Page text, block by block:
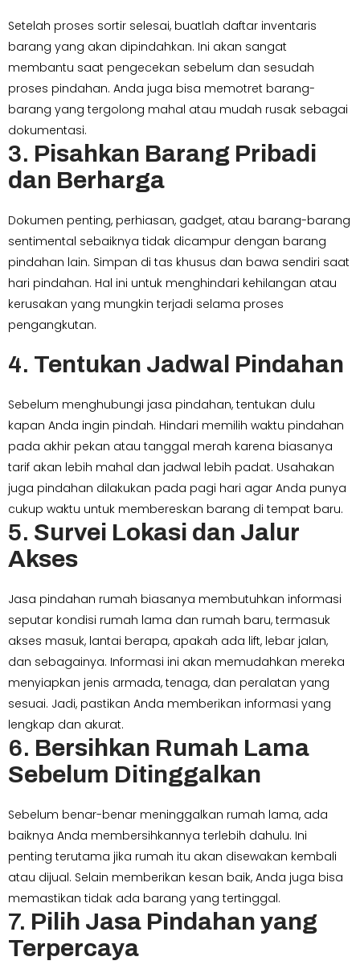
Setelah proses sortir selesai, buatlah daftar inventaris
barang yang akan dipindahkan. Ini akan sangat
membantu saat pengecekan sebelum dan sesudah
proses pindahan. Anda juga bisa memotret barang-
barang yang tergolong mahal atau mudah rusak sebagai
dokumentasi.
3. Pisahkan Barang Pribadi
dan Berharga
Dokumen penting, perhiasan, gadget, atau barang-barang
sentimental sebaiknya tidak dicampur dengan barang
pindahan lain. Simpan di tas khusus dan bawa sendiri saat
hari pindahan. Hal ini untuk menghindari kehilangan atau
kerusakan yang mungkin terjadi selama proses
pengangkutan.
4. Tentukan Jadwal Pindahan
Sebelum menghubungi jasa pindahan, tentukan dulu
kapan Anda ingin pindah. Hindari memilih waktu pindahan
pada akhir pekan atau tanggal merah karena biasanya
tarif akan lebih mahal dan jadwal lebih padat. Usahakan
juga pindahan dilakukan pada pagi hari agar Anda punya
cukup waktu untuk membereskan barang di tempat baru.
5. Survei Lokasi dan Jalur
Akses
Jasa pindahan rumah biasanya membutuhkan informasi
seputar kondisi rumah lama dan rumah baru, termasuk
akses masuk, lantai berapa, apakah ada lift, lebar jalan,
dan sebagainya. Informasi ini akan memudahkan mereka
menyiapkan jenis armada, tenaga, dan peralatan yang
sesuai. Jadi, pastikan Anda memberikan informasi yang
lengkap dan akurat.
6. Bersihkan Rumah Lama
Sebelum Ditinggalkan
Sebelum benar-benar meninggalkan rumah lama, ada
baiknya Anda membersihkannya terlebih dahulu. Ini
penting terutama jika rumah itu akan disewakan kembali
atau dijual. Selain memberikan kesan baik, Anda juga bisa
memastikan tidak ada barang yang tertinggal.
7. Pilih Jasa Pindahan yang
Terpercaya